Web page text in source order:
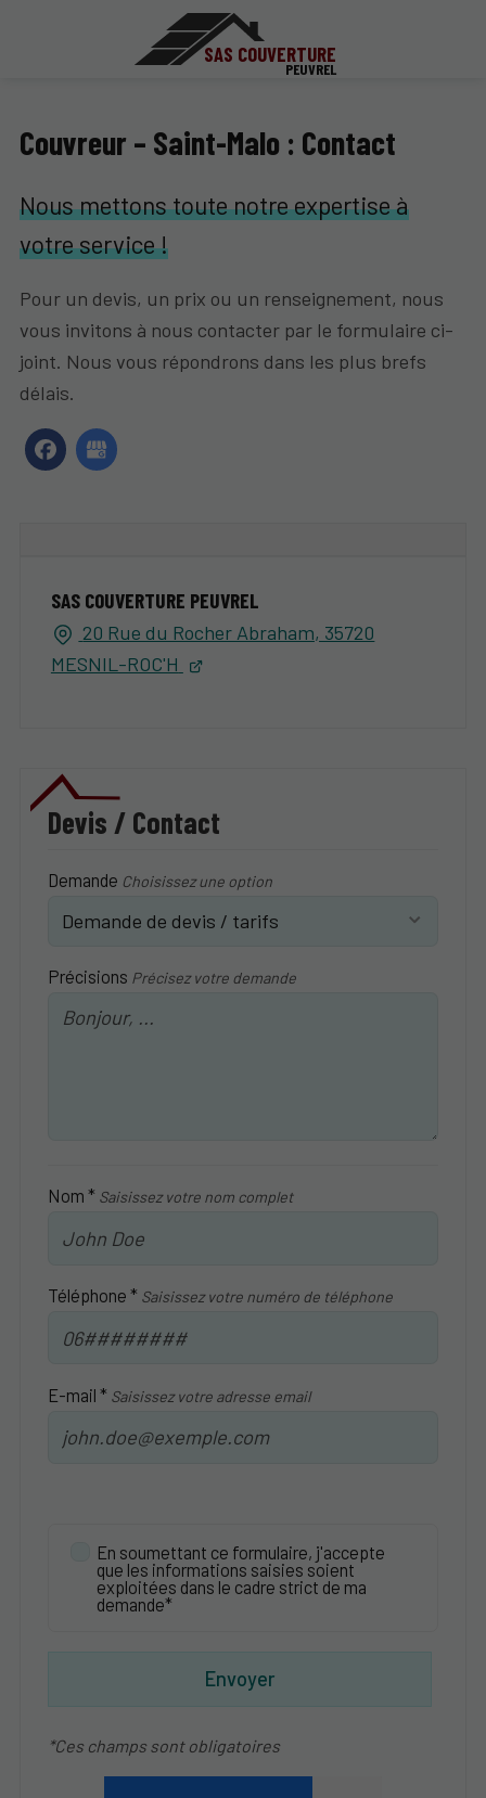
SAS COUVERTURE
PEUVREL
Couvreur – Saint-Malo : Contact
Nous mettons toute notre expertise à
votre service !
Pour un devis, un prix ou un renseignement, nous
vous invitons à nous contacter par le formulaire ci-
joint. Nous vous répondrons dans les plus brefs
délais.
SAS COUVERTURE PEUVREL
20 Rue du Rocher Abraham, 35720
MESNIL-ROC'H
Devis / Contact
Demande Choisissez une option
Précisions Précisez votre demande
Nom * Saisissez votre nom complet
Téléphone * Saisissez votre numéro de téléphone
E-mail * Saisissez votre adresse email
En soumettant ce formulaire, j'accepte
que les informations saisies soient
exploitées dans le cadre strict de ma
demande*
Envoyer
*Ces champs sont obligatoires